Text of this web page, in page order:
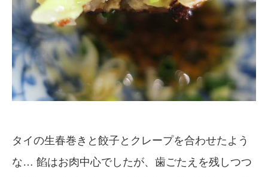
タイの生春巻きと餃子とクレープを合わせたよう
な… 餡はお肉中心でしたが、歯ごたえを残しつつ